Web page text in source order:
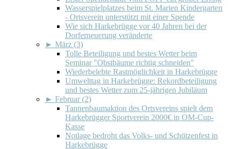
Wasserspielplatzes beim St. Marien Kindergarten
- Ortsverein unterstützt mit einer Spende
Wie sich Harkebrügge vor 40 Jahren bei der
Dorferneuerung veränderte
► März (3)
Tolle Beteiligung und bestes Wetter beim
Seminar "Obstbäume richtig schneiden"
Wiederbelebte Rastmöglichkeit in Harkebrügge
Umwelttag in Harkebrügge: Rekordbeteiligung
und bestes Wetter zum 25-jährigen Jubiläum
► Februar (2)
Tannenbaumaktion des Ortsvereins spielt dem
Harkebrügger Sportverein 2000€ in OM-Cup-
Kasse
Notlage bedroht das Volks- und Schützenfest in
Harkebrügge